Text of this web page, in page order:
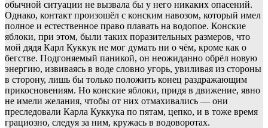
обычной ситуации не вызвала бы у него никаких опасений.
Однако, контакт произошёл с конским навозом, который имел
полное и естественное право плавать на водопое. Конские
яблоки, при этом, были таких поразительных размеров, что
мой дядя Карл Куккук не мог думать ни о чём, кроме как о
бегстве. Подгоняемый паникой, он неожиданно обрёл новую
энергию, извиваясь в воде словно угорь, увиливая из стороны
в сторону, лишь бы только положить конец раздражающим
прикосновениям. Но конские яблоки, придя в движение, явно
не имели желания, чтобы от них отмахивались — они
преследовали Карла Куккука по пятам, цепко, и в тоже время
грациозно, следуя за ним, кружась в водоворотах.